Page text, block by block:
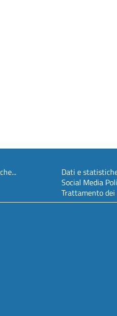
Dati e
Social Media
Trattamento